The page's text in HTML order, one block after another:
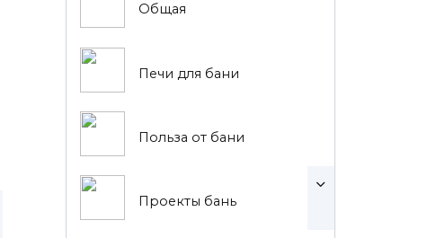
Общая
Печи для бани
Польза от бани
Проекты бань